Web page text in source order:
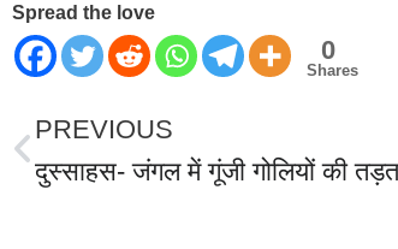
Spread the love
0
Shares
PREVIOUS